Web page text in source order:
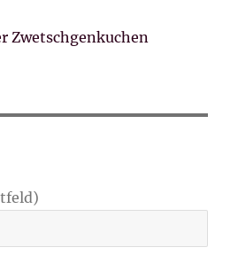
Zwetschgenkuchen